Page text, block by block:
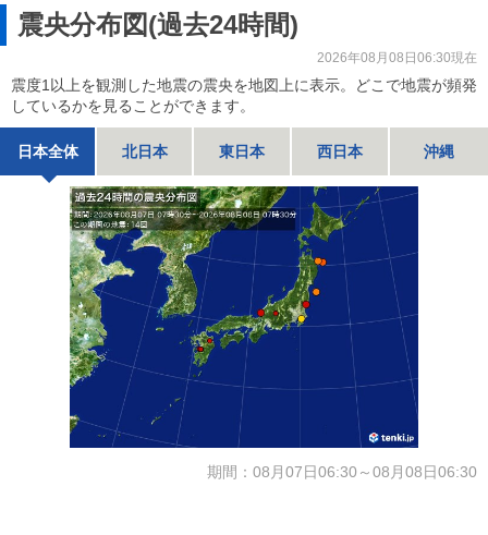
震央分布図(過去24時間)
2026年08月08日06:30現在
震度1以上を観測した地震の震央を地図上に表示。どこで地震が頻発
しているかを見ることができます。
日本全体 北日本 東日本 西日本 沖縄
期間：08月07日06:30～08月08日06:30